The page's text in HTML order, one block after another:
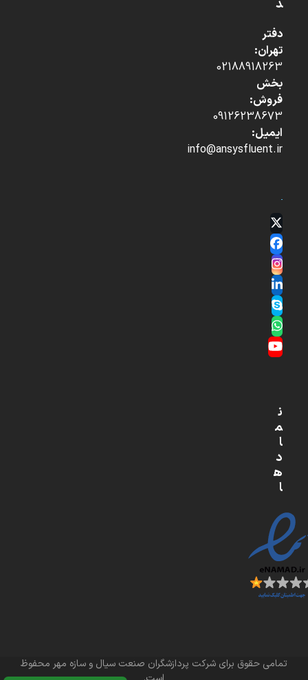
د
دفتر
تهران:
02188918263
بخش
فروش:
09126238673
ایمیل:
info@ansysfluent.ir
Twitter
(deprecated)
Facebook
Instagram
LinkedIn
Skype
Whatsapp
YouTube
ن
م
ا
د
ه
ا
تمامی حقوق برای شرکت پردازشگران صنعت سیال و سازه مهر محفوظ